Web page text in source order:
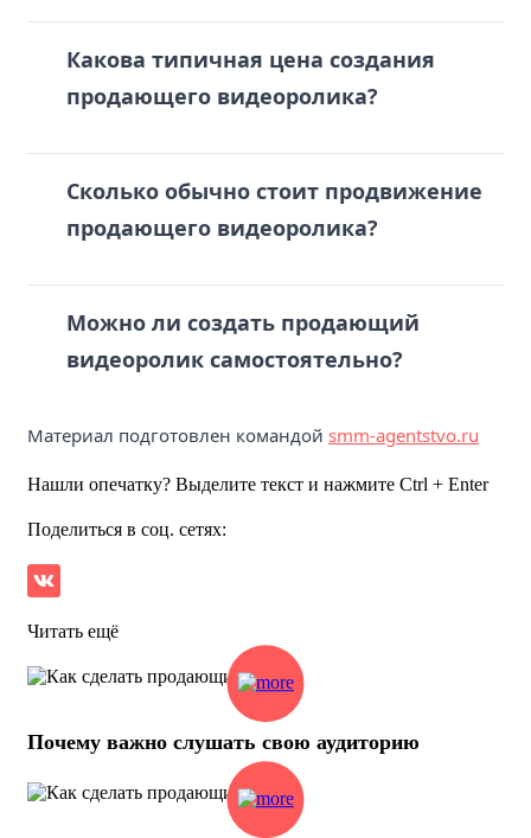
Какова типичная цена создания
продающего видеоролика?
Сколько обычно стоит продвижение
продающего видеоролика?
Можно ли создать продающий
видеоролик самостоятельно?
Материал подготовлен командой smm-agentstvo.ru
Нашли опечатку? Выделите текст и нажмите Ctrl + Enter
Поделиться в соц. сетях:
Читать ещё
Почему важно слушать свою аудиторию